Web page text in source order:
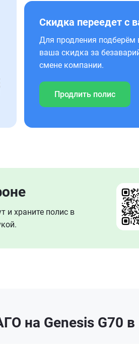
Скидка переедет с
Для продления подберём
ваша скидка за
смене компании.
Продлить полис
и храните полис в
на Genesis G70 в